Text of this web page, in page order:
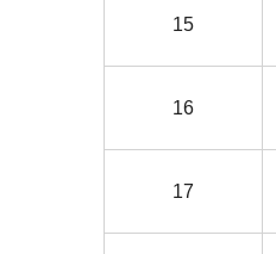
15
16
17